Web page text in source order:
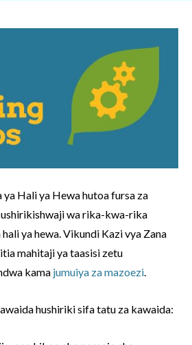
Hali ya Hewa hutoa fursa za
wa rika-kwa-rika
ya hewa. Vikundi Kazi vya Zana
mahitaji ya taasisi zetu
kama jumuiya za mazoezi.
hushiriki sifa tatu za kawaida: